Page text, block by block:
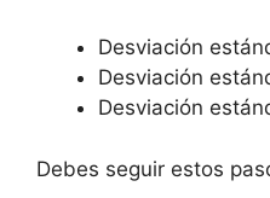
Desviación
Desviación
Desviación
Debes seguir estos